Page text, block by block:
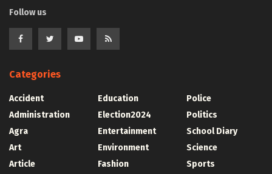
Follow us
Categories
Accident
Administration
Agra
Art
Article
Education
Election2024
Entertainment
Environment
Fashion
Police
Politics
School Diary
Science
Sports